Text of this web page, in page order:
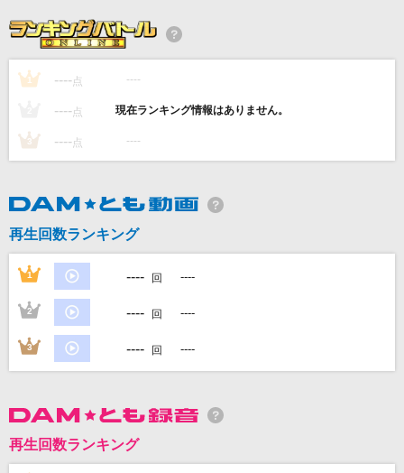
CANDY TUNE
足りないハートビート
みなみまい from i.o.sound
[生音]VS
RUI
カラオケ最新情報をチェック！
1 ----点 ----
----点 ----
3 ----点 ----
再生回数ランキング
1 ---- 回 ----
2 ---- 回 ----
3 ---- 回 ----
再生回数ランキング